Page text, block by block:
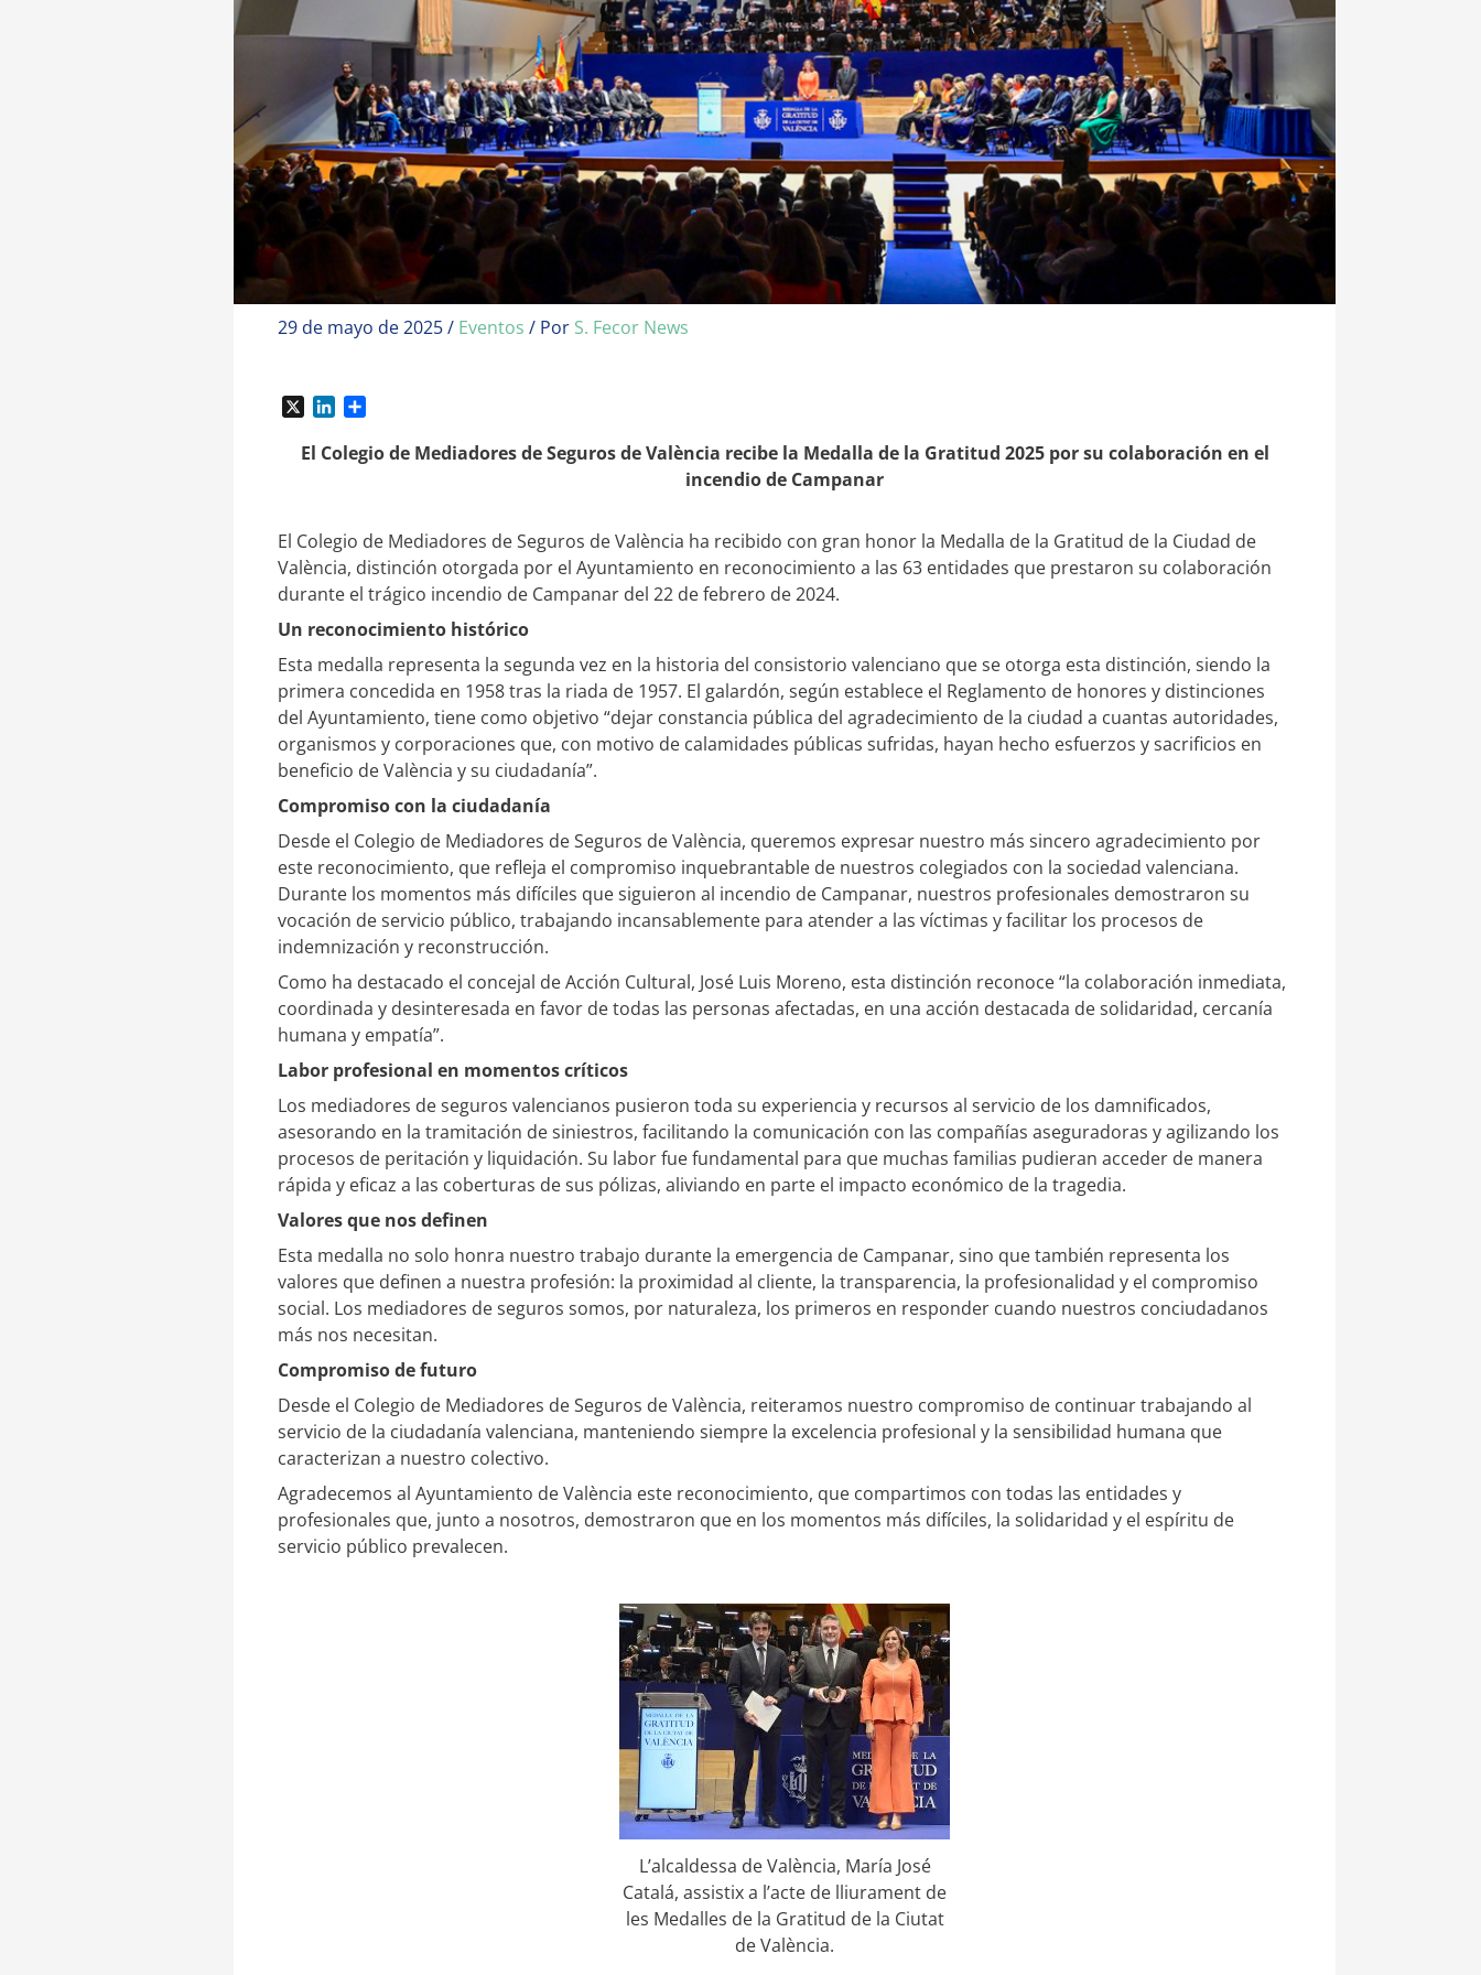
29 de mayo de 2025/ Eventos / Por S. Fecor News
X
n
I
n
m
p
t
i
r
El Colegio de Mediadores de Seguros de València recibe la Medalla de la Gratitud 2025 por su colaboración en el
incendio de Campanar
El Colegio de Mediadores de Seguros de València ha recibido con gran honor la Medalla de la Gratitud de la Ciudad de
València, distinción otorgada por el Ayuntamiento en reconocimiento a las 63 entidades que prestaron su colaboración
durante el trágico incendio de Campanar del 22 de febrero de 2024.
Un reconocimiento histórico
Esta medalla representa la segunda vez en la historia del consistorio valenciano que se otorga esta distinción, siendo la
primera concedida en 1958 tras la riada de 1957. El galardón, según establece el Reglamento de honores y distinciones
del Ayuntamiento, tiene como objetivo “dejar constancia pública del agradecimiento de la ciudad a cuantas autoridades,
organismos y corporaciones que, con motivo de calamidades públicas sufridas, hayan hecho esfuerzos y sacrificios en
beneficio de València y su ciudadanía”.
Compromiso con la ciudadanía
Desde el Colegio de Mediadores de Seguros de València, queremos expresar nuestro más sincero agradecimiento por
este reconocimiento, que refleja el compromiso inquebrantable de nuestros colegiados con la sociedad valenciana.
Durante los momentos más difíciles que siguieron al incendio de Campanar, nuestros profesionales demostraron su
vocación de servicio público, trabajando incansablemente para atender a las víctimas y facilitar los procesos de
indemnización y reconstrucción.
Como ha destacado el concejal de Acción Cultural, José Luis Moreno, esta distinción reconoce “la colaboración inmediata,
coordinada y desinteresada en favor de todas las personas afectadas, en una acción destacada de solidaridad, cercanía
humana y empatía”.
Labor profesional en momentos críticos
Los mediadores de seguros valencianos pusieron toda su experiencia y recursos al servicio de los damnificados,
asesorando en la tramitación de siniestros, facilitando la comunicación con las compañías aseguradoras y agilizando los
procesos de peritación y liquidación. Su labor fue fundamental para que muchas familias pudieran acceder de manera
rápida y eficaz a las coberturas de sus pólizas, aliviando en parte el impacto económico de la tragedia.
Valores que nos definen
Esta medalla no solo honra nuestro trabajo durante la emergencia de Campanar, sino que también representa los
valores que definen a nuestra profesión: la proximidad al cliente, la transparencia, la profesionalidad y el compromiso
social. Los mediadores de seguros somos, por naturaleza, los primeros en responder cuando nuestros conciudadanos
más nos necesitan.
Compromiso de futuro
Desde el Colegio de Mediadores de Seguros de València, reiteramos nuestro compromiso de continuar trabajando al
servicio de la ciudadanía valenciana, manteniendo siempre la excelencia profesional y la sensibilidad humana que
caracterizan a nuestro colectivo.
Agradecemos al Ayuntamiento de València este reconocimiento, que compartimos con todas las entidades y
profesionales que, junto a nosotros, demostraron que en los momentos más difíciles, la solidaridad y el espíritu de
servicio público prevalecen.
L’alcaldessa de València, María José
Catalá, assistix a l’acte de lliurament de
les Medalles de la Gratitud de la Ciutat
de València.